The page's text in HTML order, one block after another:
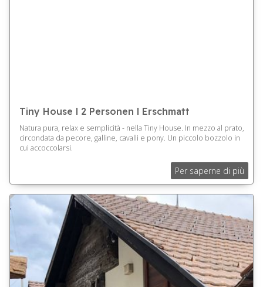
Tiny House l 2 Personen l Erschmatt
Natura pura, relax e semplicità - nella Tiny House. In mezzo al prato,
circondata da pecore, galline, cavalli e pony. Un piccolo bozzolo in
cui accoccolarsi.
Per saperne di più